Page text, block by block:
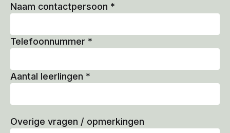
Naam contactpersoon *
Telefoonnummer *
Aantal leerlingen *
Overige vragen / opmerkingen